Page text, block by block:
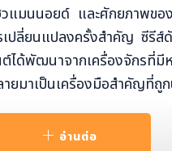
แมนนอยด์ และศักยภาพขอ
เปลี่ยนแปลงครั้งสำคัญ ซีรีส์
ต์ได้พัฒนาจากเครื่องจักรที่มี
ยมาเป็นเครื่องมือสำคัญที่ถูก
รปฏิบัติงานในสภาพแวดล้อม
อ่านต่อ